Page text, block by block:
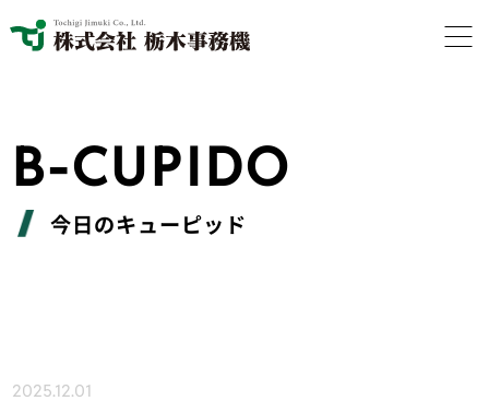
B-CUPIDO
今日のキューピッド
2025.12.01